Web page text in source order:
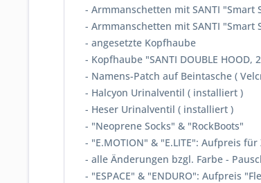
- Armmanschetten mit
- Armmanschetten
- angesetzte
- Kopfhaube "SANTI
- Namens-Patch auf
- Halcyon
- Heser
- "Neoprene
- "E.MOTION" & "E.LITE":
- alle Änderungen
- "ESPACE" &